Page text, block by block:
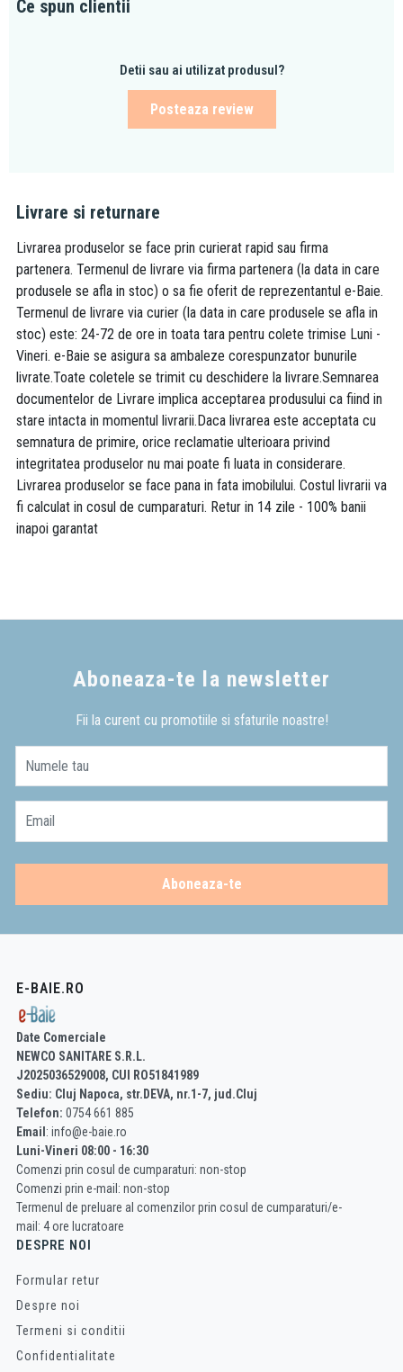
Ce spun clientii
Detii sau ai utilizat produsul?
Posteaza review
Livrare si returnare
Livrarea produselor se face prin curierat rapid sau firma
partenera. Termenul de livrare via firma partenera (la data in care
produsele se afla in stoc) o sa fie oferit de reprezentantul e-Baie.
Termenul de livrare via curier (la data in care produsele se afla in
stoc) este: 24-72 de ore in toata tara pentru colete trimise Luni -
Vineri. e-Baie se asigura sa ambaleze corespunzator bunurile
livrate.Toate coletele se trimit cu deschidere la livrare.Semnarea
documentelor de Livrare implica acceptarea produsului ca fiind in
stare intacta in momentul livrarii.Daca livrarea este acceptata cu
semnatura de primire, orice reclamatie ulterioara privind
integritatea produselor nu mai poate fi luata in considerare.
Livrarea produselor se face pana in fata imobilului. Costul livrarii va
fi calculat in cosul de cumparaturi. Retur in 14 zile - 100% banii
inapoi garantat
Aboneaza-te la newsletter
Fii la curent cu promotiile si sfaturile noastre!
Numele tau
Email
Aboneaza-te
E-BAIE.RO
Date Comerciale
NEWCO SANITARE S.R.L.
J2025036529008, CUI RO51841989
Sediu: Cluj Napoca, str.DEVA, nr.1-7, jud.Cluj
Telefon: 0754 661 885
Email : info@e-baie.ro
Luni-Vineri 08:00 - 16:30
Comenzi prin cosul de cumparaturi: non-stop
Comenzi prin e-mail: non-stop
Termenul de preluare al comenzilor prin cosul de cumparaturi/e-
mail: 4 ore lucratoare
DESPRE NOI
Formular retur
Despre noi
Termeni si conditii
Confidentialitate